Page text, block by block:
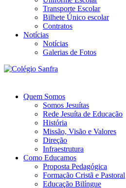
Transporte Escolar
Bilhete Único escolar
Contratos
Notícias
Notícias
Galerias de Fotos
Quem Somos
Somos Jesuítas
Rede Jesuíta de Educação
História
Missão, Visão e Valores
Direção
Infraestrutura
Como Educamos
Proposta Pedagógica
Formação Cristã e Pastoral
Educação Bilíngue